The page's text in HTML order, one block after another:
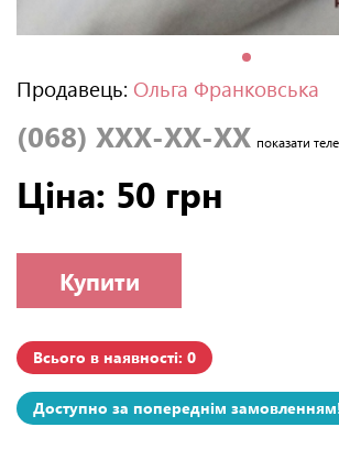
Продавець: Ольга Франковська
(068) XXX-XX-XX показати
Ціна: 50 грн
Купити
Всього в наявності: 0
Доступно за попереднім